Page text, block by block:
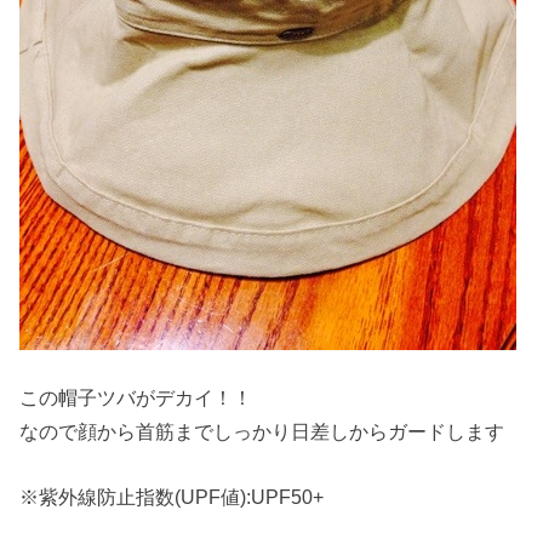
この帽子ツバがデカイ！！
なので顔から首筋までしっかり日差しからガードします
※紫外線防止指数(UPF値):UPF50+